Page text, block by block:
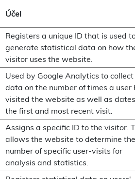
Účel
Registers a unique ID that is used
generate statistical data on how
visitor uses the website.
Used by Google Analytics to collect
data on the number of times a user
visited the website as well as
the first and most recent visit.
Assigns a specific ID to the visitor.
allows the website to determine the
number of specific user-visits for
analysis and statistics.